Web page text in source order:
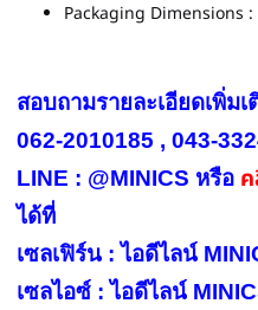
Packaging Dimensions
สอบถามรายละเอียดเพิ่ม
062-2010185 , 043-
LINE : @MINICS หรือ
ได้ที่
เซลเฟิร์น : ไอดีไลน์
เซลไอซ์ : ไอดีไลน์